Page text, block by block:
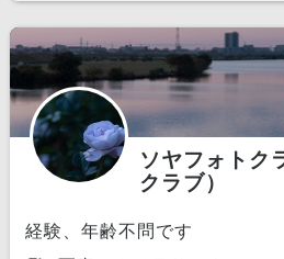
ソヤフォトク
クラブ）
経験、年齢不問です